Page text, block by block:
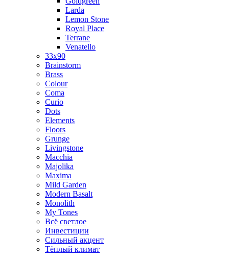
Larda
Lemon Stone
Royal Place
Terrane
Venatello
33x90
Brainstorm
Brass
Colour
Coma
Curio
Dots
Elements
Floors
Grunge
Livingstone
Macchia
Majolika
Maxima
Mild Garden
Modern Basalt
Monolith
My Tones
Всё светлое
Инвестиции
Сильный акцент
Тёплый климат